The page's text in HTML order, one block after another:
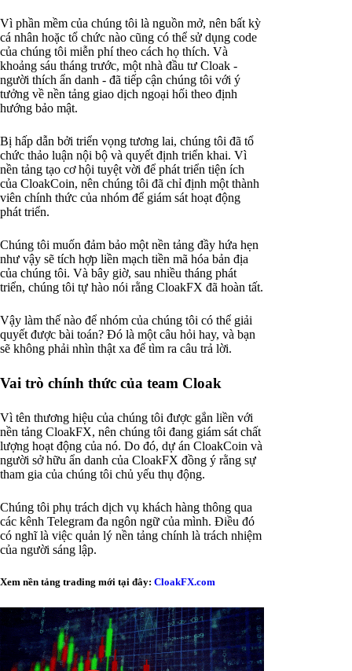
Vì phần mềm của chúng tôi là nguồn mở, nên bất kỳ
cá nhân hoặc tổ chức nào cũng có thể sử dụng code
của chúng tôi miễn phí theo cách họ thích. Và
khoảng sáu tháng trước, một nhà đầu tư Cloak -
người thích ẩn danh - đã tiếp cận chúng tôi với ý
tưởng về nền tảng giao dịch ngoại hối theo định
hướng bảo mật.
Bị hấp dẫn bởi triển vọng tương lai, chúng tôi đã tổ
chức thảo luận nội bộ và quyết định triển khai. Vì
nền tảng tạo cơ hội tuyệt vời để phát triển tiện ích
của CloakCoin, nên chúng tôi đã chỉ định một thành
viên chính thức của nhóm để giám sát hoạt động
phát triển.
Chúng tôi muốn đảm bảo một nền tảng đầy hứa hẹn
như vậy sẽ tích hợp liền mạch tiền mã hóa bản địa
của chúng tôi. Và bây giờ, sau nhiều tháng phát
triển, chúng tôi tự hào nói rằng CloakFX đã hoàn tất.
Vậy làm thế nào để nhóm của chúng tôi có thể giải
quyết được bài toán? Đó là một câu hỏi hay, và bạn
sẽ không phải nhìn thật xa để tìm ra câu trả lời.
Vai trò chính thức của team Cloak
Vì tên thương hiệu của chúng tôi được gắn liền với
nền tảng CloakFX, nên chúng tôi đang giám sát chất
lượng hoạt động của nó. Do đó, dự án CloakCoin và
người sở hữu ẩn danh của CloakFX đồng ý rằng sự
tham gia của chúng tôi chủ yếu thụ động.
Chúng tôi phụ trách dịch vụ khách hàng thông qua
các kênh Telegram đa ngôn ngữ của mình. Điều đó
có nghĩ là việc quản lý nền tảng chính là trách nhiệm
của người sáng lập.
Xem nền tảng trading mới tại đây: CloakFX.com